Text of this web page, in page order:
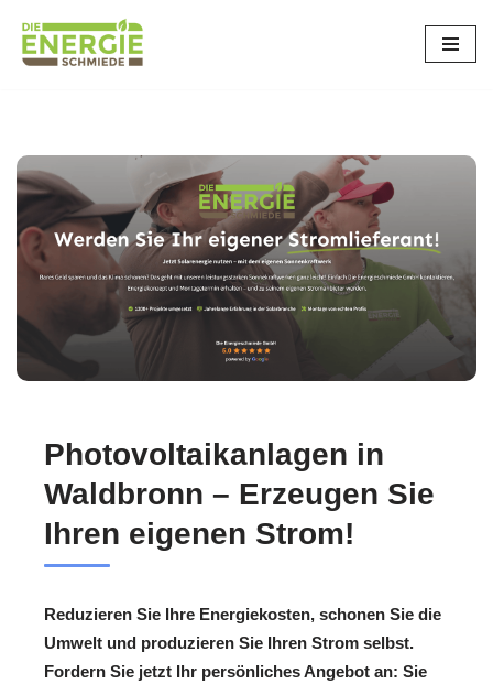
Zum
Photovoltaikanlagen in
Waldbronn – Erzeugen Sie
Ihren eigenen Strom!
Reduzieren Sie Ihre Energiekosten, schonen Sie die
Umwelt und produzieren Sie Ihren Strom selbst.
Fordern Sie jetzt Ihr persönliches Angebot an: Sie